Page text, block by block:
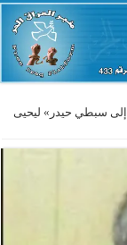
سبطي حيدر» ليحيى